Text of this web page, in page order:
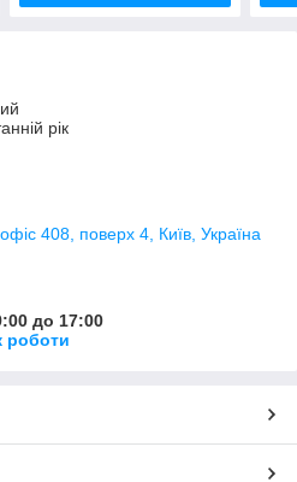
рік
408, поверх 4, Київ, Україна
до 17:00
роботи